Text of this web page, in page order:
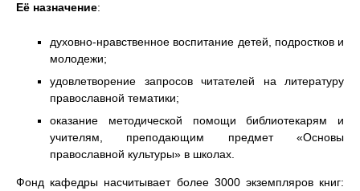
Её назначение:
духовно-нравственное воспитание детей, подростков и
молодежи;
удовлетворение запросов читателей на литературу
православной тематики;
оказание методической помощи библиотекарям и
учителям, преподающим предмет «Основы
православной культуры» в школах.
Фонд кафедры насчитывает более 3000 экземпляров книг: